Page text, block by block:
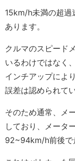
15km/h未満の超過
あります。
クルマのスピード
いるわけではなく
インチアップによ
誤差は認められて
そのため通常、メ
しており、メータ
92~94km/h前後で